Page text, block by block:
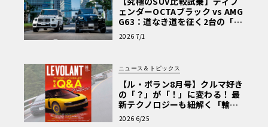
ェンダーOCTAブラック vs AMG
G63：道なき道を征く2台の「対
極的アプローチ」
2026 7/1
ニュース＆トピックス
【ル・ボラン8月号】クルマ好き
の「？」が「！」に変わる！ 最
新テクノロジーも紐解く「輸入
車Q&A」
2026 6/25